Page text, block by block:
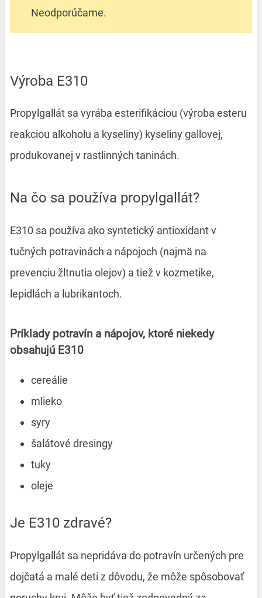
Neodporúčame.
Výroba E310
Propylgallát sa vyrába esterifikáciou (výroba esteru
reakciou alkoholu a kyseliny) kyseliny gallovej,
produkovanej v rastlinných taninách.
Na čo sa používa propylgallát?
E310 sa používa ako syntetický antioxidant v
tučných potravinách a nápojoch (najmä na
prevenciu žltnutia olejov) a tiež v kozmetike,
lepidlách a lubrikantoch.
Príklady potravín a nápojov, ktoré niekedy
obsahujú E310
cereálie
mlieko
syry
šalátové dresingy
tuky
oleje
Je E310 zdravé?
Propylgallát sa nepridáva do potravín určených pre
dojčatá a malé deti z dôvodu, že môže spôsobovať